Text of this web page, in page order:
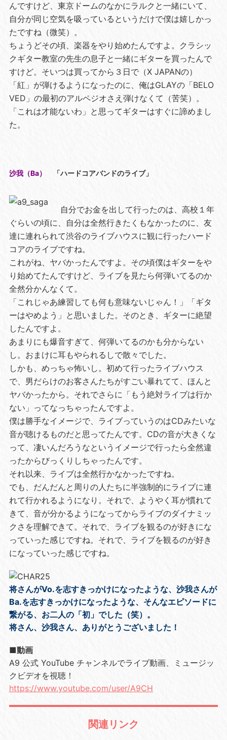
んですけど、東京ドームのなかにラルクと一緒にいて、
自分が同じ空気を吸っているというだけで僕は嬉しかっ
たですね（微笑）。
ちょうどその頃、楽器をやり始めたんですよ。クラシッ
クギター教室の先生の息子と一緒にギターを買ったんで
すけど。そいつは買ってから３日で（X JAPANの）
「紅」が弾けるようになったのに、俺はGLAYの「BELO
VED」の最初のアルペジオさえ弾けなくて（苦笑）。
「これは才能ないわ」と思ってギターはすぐに諦めまし
た。
沙我（Ba） 「ハードコアバンドのライブ」
自分でお金を出して行ったのは、高校１年
ぐらいの頃に、自分は全然行きたくもなかったのに、友
達に連れられて渋谷のライブハウスに観に行ったハード
コアのライブですね。
これがね、ヤバかったんですよ。その頃僕はギターをや
り始めてたんですけど、ライブを見たら何弾いてるのか
全然分かんなくて。
「これじゃあ練習しても何も意味ないじゃん！」「ギタ
ーはやめよう」と思いました。そのとき、ギターに絶望
したんですよ。
あまりにも爆音すぎて、何弾いてるのかも分からない
し。おまけに耳もやられるしで散々でした。
しかも、めっちゃ怖いし。初めて行ったライブハウス
で、男だらけのお客さんたちがすごい暴れてて、ほんと
ヤバかったから。それでさらに「もう絶対ライブは行か
ない」ってなっちゃったんですよ。
僕は勝手なイメージで、ライブっていうのはCDみたいな
音が聴けるものだと思ってたんです。CDの音が大きくな
って、凄いんだろうなというイメージで行ったら全然違
ったからびっくりしちゃったんです。
それ以来、ライブは全然行かなかったですね。
でも、だんだんと周りの人たちに半強制的にライブに連
れて行かれるようになり。それで、ようやく耳が慣れて
きて、音が分かるようになってからライブのダイナミッ
クさを理解できて。それで、ライブを観るのが好きにな
っていった感じですね。それで、ライブを観るのが好き
になっていった感じですね。
将さんがVo.を志すきっかけになったような、沙我さんが
Ba.を志すきっかけになったような、そんなエピソードに
繋がる、お二人の「初」でした（笑）。
将さん、沙我さん、ありがとうございました！
■動画
A9 公式 YouTube チャンネルでライブ動画、ミュージッ
クビデオを視聴！
https://www.youtube.com/user/A9CH
関連リンク